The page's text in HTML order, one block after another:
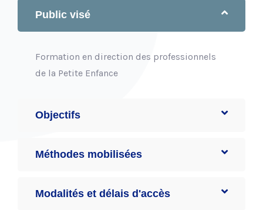
Public visé
Formation en direction des professionnels
de la Petite Enfance
Objectifs
Méthodes mobilisées
Modalités et délais d'accès